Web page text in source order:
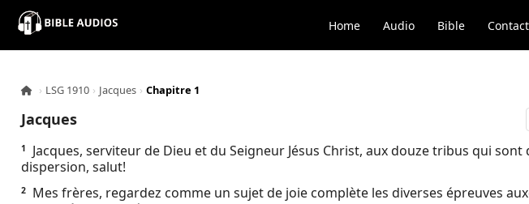
Home Audio Bible
×
Audio
Bible
Contacts
› LSG 1910 › Jacques › Chapitre 1
Jacques
1
Jacques, serviteur de Dieu et du Seigneur Jésus Christ, aux douze tribus qui sont
dispersion, salut!
2
Mes frères, regardez comme un sujet de joie complète les diverses épreuves